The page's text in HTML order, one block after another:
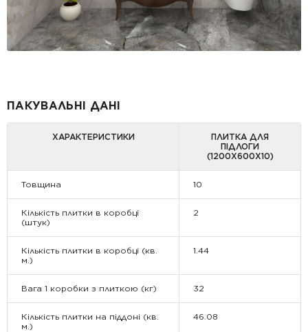
ПАКУВАЛЬНІ ДАНІ
ХАРАКТЕРИСТИКИ
ПЛИТКА ДЛЯ
ПІДЛОГИ
(1200Х600Х10)
Товщина 10
Кількість плитки в коробці
(штук)
2
Кількість плитки в коробці (кв.
м.)
1.44
Вага 1 коробки з плиткою (кг) 32
Кількість плитки на піддоні (кв.
м.)
46.08